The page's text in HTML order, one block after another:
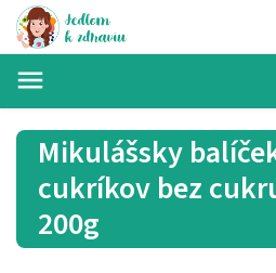
Mikulášsky
cukríkov bez
200g